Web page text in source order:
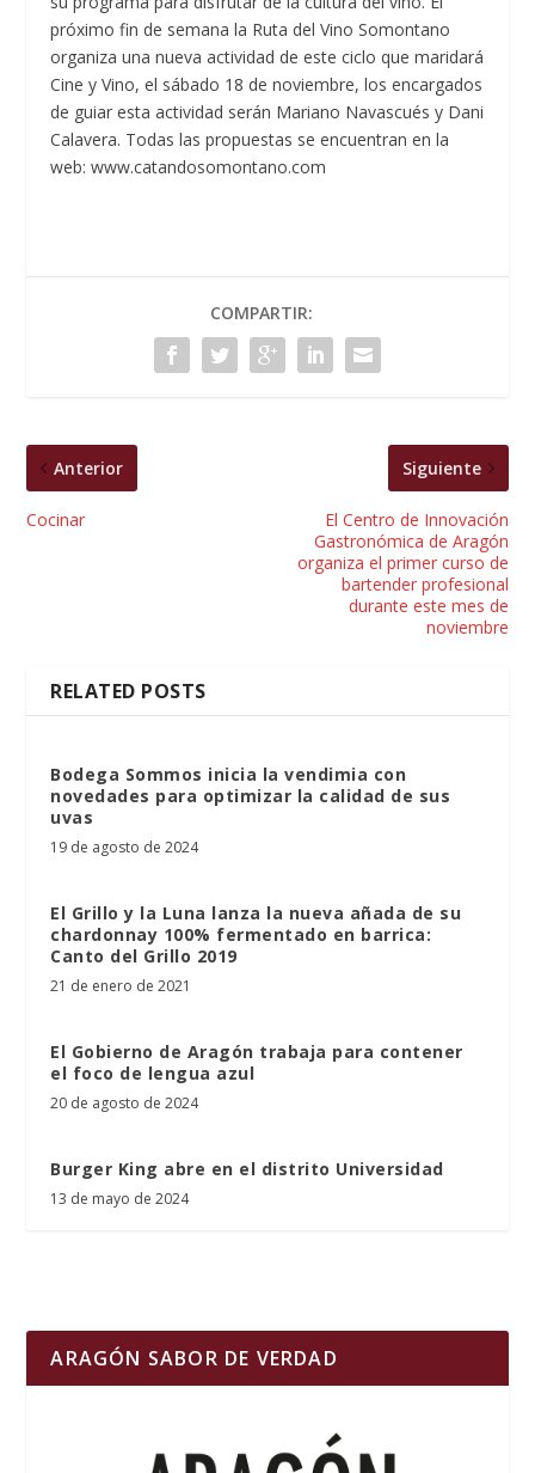
próximo fin de semana la Ruta del Vino Somontano
organiza una nueva actividad de este ciclo que maridará
Cine y Vino, el sábado 18 de noviembre, los encargados
de guiar esta actividad serán Mariano Navascués y Dani
Calavera. Todas las propuestas se encuentran en la
web: www.catandosomontano.com
COMPARTIR:
Anterior
Cocinar
Siguiente
El Centro de Innovación
Gastronómica de Aragón
organiza el primer curso de
bartender profesional
durante este mes de
noviembre
RELATED POSTS
Bodega Sommos inicia la vendimia con
novedades para optimizar la calidad de sus
uvas
19 de agosto de 2024
El Grillo y la Luna lanza la nueva añada de su
chardonnay 100% fermentado en barrica:
Canto del Grillo 2019
21 de enero de 2021
El Gobierno de Aragón trabaja para contener
el foco de lengua azul
20 de agosto de 2024
Burger King abre en el distrito Universidad
13 de mayo de 2024
ARAGÓN SABOR DE VERDAD